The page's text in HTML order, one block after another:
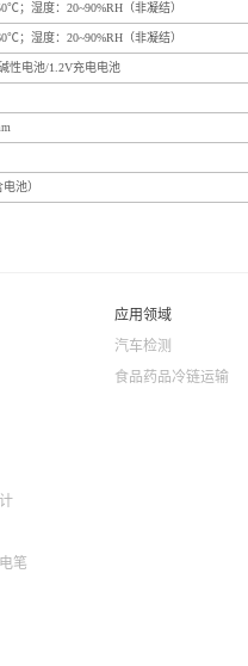
；湿度：20~90%RH（非凝结）
；湿度：20~90%RH（非凝结）
性电池/1.2V充电电池
池）
笔
应用领域
汽车检测
食品药品冷链运输